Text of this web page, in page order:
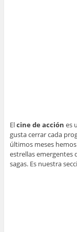
Elcine de acción es
gusta cerrar cada
últimos meses
estrellas emergentes
sagas. Es nuestra